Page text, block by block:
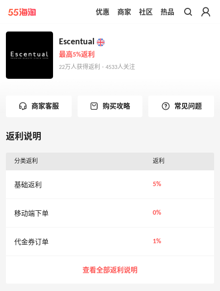
带你去官网买正品
优惠 商家 社区 热品
Escentual
最高5%返利
22万人获得返利 · 4533人关注
商家客服 购买攻略 常见问题
返利说明
分类返利 返利
基础返利 5%
移动端下单 0%
代金券订单 1%
查看全部返利说明